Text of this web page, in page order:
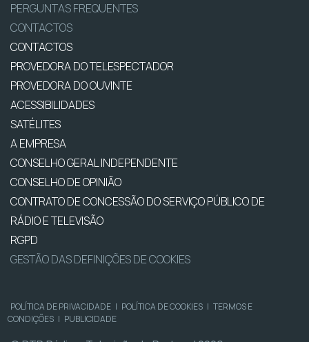
PERGUNTAS FREQUENTES
CONTACTOS
CONTACTOS
PROVEDORA DO TELESPECTADOR
PROVEDORA DO OUVINTE
ACESSIBILIDADES
SATÉLITES
A EMPRESA
CONSELHO GERAL INDEPENDENTE
CONSELHO DE OPINIÃO
CONTRATO DE CONCESSÃO DO SERVIÇO PÚBLICO DE
RÁDIO E TELEVISÃO
RGPD
GESTÃO DAS DEFINIÇÕES DE COOKIES
POLÍTICA DE PRIVACIDADE | POLÍTICA DE COOKIES | TERMOS E
CONDIÇÕES | PUBLICIDADE